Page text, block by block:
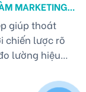
MARKETING
giúp thoát
chiến lược rõ
lường hiệu
nhiều doanh